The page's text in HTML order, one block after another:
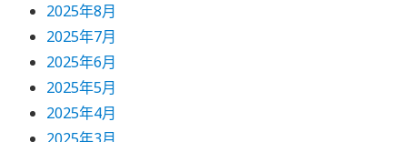
2025年8月
2025年7月
2025年6月
2025年5月
2025年4月